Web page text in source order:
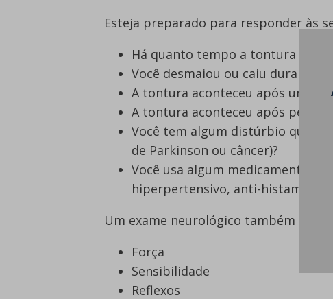
Esteja preparado para responder às
Há quanto tempo a tontura vem
Você desmaiou ou caiu durante
A tontura aconteceu após um
A tontura aconteceu após perda
Você tem algum distúrbio que
de Parkinson ou câncer)?
Você usa algum medicamento
hiperpertensivo, anti-histamínico
Um exame neurológico também é
Força
Sensibilidade
Reflexos